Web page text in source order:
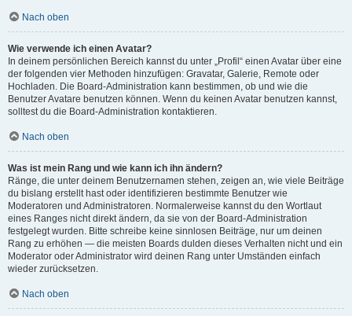
Nach oben
Wie verwende ich einen Avatar?
In deinem persönlichen Bereich kannst du unter „Profil“ einen Avatar über eine
der folgenden vier Methoden hinzufügen: Gravatar, Galerie, Remote oder
Hochladen. Die Board-Administration kann bestimmen, ob und wie die
Benutzer Avatare benutzen können. Wenn du keinen Avatar benutzen kannst,
solltest du die Board-Administration kontaktieren.
Nach oben
Was ist mein Rang und wie kann ich ihn ändern?
Ränge, die unter deinem Benutzernamen stehen, zeigen an, wie viele Beiträge
du bislang erstellt hast oder identifizieren bestimmte Benutzer wie
Moderatoren und Administratoren. Normalerweise kannst du den Wortlaut
eines Ranges nicht direkt ändern, da sie von der Board-Administration
festgelegt wurden. Bitte schreibe keine sinnlosen Beiträge, nur um deinen
Rang zu erhöhen — die meisten Boards dulden dieses Verhalten nicht und ein
Moderator oder Administrator wird deinen Rang unter Umständen einfach
wieder zurücksetzen.
Nach oben